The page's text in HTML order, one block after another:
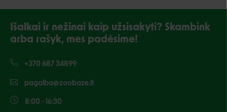
Išalkai ir nežinai kaip užsisakyti? Skambink
arba rašyk, mes padėsime!
+370 687 34899
pagalba@zoobaze.lt
8:00 - 16:30